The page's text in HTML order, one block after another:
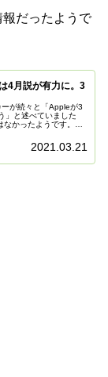
報だったようで
4月説が有力に。3
が続々と「Appleが3
」と述べていました
なかったようです。通
2021.03.21